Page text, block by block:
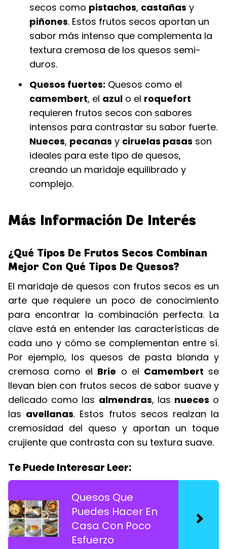
secos como pistachos, castañas y
piñones. Estos frutos secos aportan un
sabor más intenso que complementa la
textura cremosa de los quesos semi-
duros.
Quesos fuertes: Quesos como el
camembert, el azul o el roquefort
requieren frutos secos con sabores
intensos para contrastar su sabor fuerte.
Nueces, pecanas y ciruelas pasas son
ideales para este tipo de quesos,
creando un maridaje equilibrado y
complejo.
Más Información De Interés
¿Qué Tipos De Frutos Secos Combinan
Mejor Con Qué Tipos De Quesos?
El maridaje de quesos con frutos secos es un
arte que requiere un poco de conocimiento
para encontrar la combinación perfecta. La
clave está en entender las características de
cada uno y cómo se complementan entre sí.
Por ejemplo, los quesos de pasta blanda y
cremosa como el Brie o el Camembert se
llevan bien con frutos secos de sabor suave y
delicado como las almendras, las nueces o
las avellanas. Estos frutos secos realzan la
cremosidad del queso y aportan un toque
crujiente que contrasta con su textura suave.
Te Puede Interesar Leer:
Quesos Que
Puedes Hacer En
Casa Con Poco
Esfuerzo